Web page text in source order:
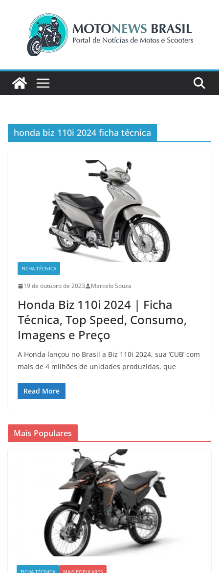
conteúdo
honda biz 110i 2024 ficha técnica
FICHA TÉCNICA
19 de outubro de 2023 Marcelo Souza
Honda Biz 110i 2024 | Ficha
Técnica, Top Speed, Consumo,
Imagens e Preço
A Honda lançou no Brasil a Biz 110i 2024, sua ‘CUB’ com
mais de 4 milhões de unidades produzidas, que
Read More
Mais Populares
FICHA TÉCNICA MAIS POPULARES